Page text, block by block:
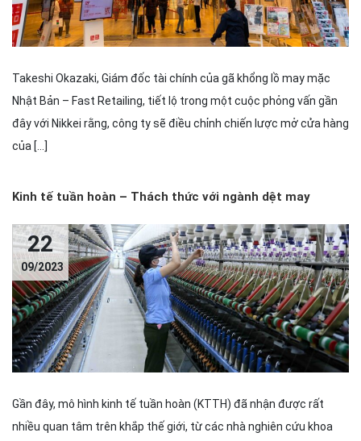
Takeshi Okazaki, Giám đốc tài chính của gã khổng lồ may mặc
Nhật Bản – Fast Retailing, tiết lộ trong một cuộc phỏng vấn gần
đây với Nikkei rằng, công ty sẽ điều chỉnh chiến lược mở cửa hàng
của […]
Kinh tế tuần hoàn – Thách thức với ngành dệt may
22
09/2023
Gần đây, mô hình kinh tế tuần hoàn (KTTH) đã nhận được rất
nhiều quan tâm trên khắp thế giới, từ các nhà nghiên cứu khoa